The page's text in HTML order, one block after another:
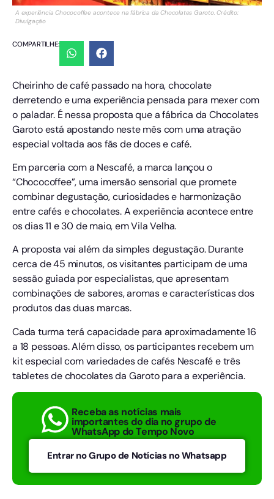
A experiência Chococoffee acontece na fábrica da Chocolates Garoto. Crédito:
Divulgação
COMPARTILHE:
Cheirinho de café passado na hora, chocolate
derretendo e uma experiência pensada para mexer com
o paladar. É nessa proposta que a fábrica da Chocolates
Garoto está apostando neste mês com uma atração
especial voltada aos fãs de doces e café.
Em parceria com a Nescafé, a marca lançou o
“Chococoffee”, uma imersão sensorial que promete
combinar degustação, curiosidades e harmonização
entre cafés e chocolates. A experiência acontece entre
os dias 11 e 30 de maio, em Vila Velha.
A proposta vai além da simples degustação. Durante
cerca de 45 minutos, os visitantes participam de uma
sessão guiada por especialistas, que apresentam
combinações de sabores, aromas e características dos
produtos das duas marcas.
Cada turma terá capacidade para aproximadamente 16
a 18 pessoas. Além disso, os participantes recebem um
kit especial com variedades de cafés Nescafé e três
tabletes de chocolates da Garoto para a experiência.
Receba as notícias mais
importantes do dia no grupo de
WhatsApp do Tempo Novo
Entrar no Grupo de Notícias no Whatsapp